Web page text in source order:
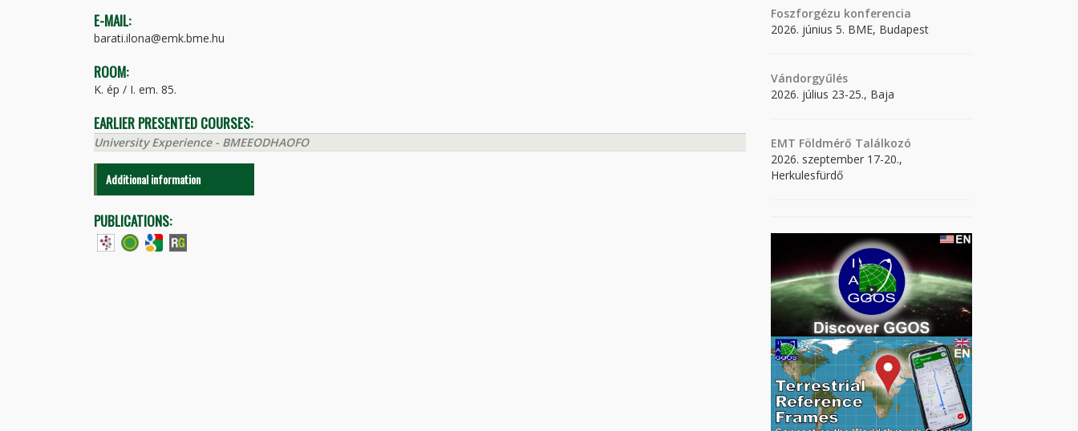
E-MAIL:
barati.ilona@emk.bme.hu
ROOM:
K. ép / I. em. 85.
EARLIER PRESENTED COURSES:
University Experience - BMEEODHAOFO
Additional information
PUBLICATIONS:
Foszforgézu konferencia
2026. június 5. BME, Budapest
Vándorgyűlés
2026. július 23-25., Baja
EMT Földmérő Találkozó
2026. szeptember 17-20.,
Herkulesfürdő